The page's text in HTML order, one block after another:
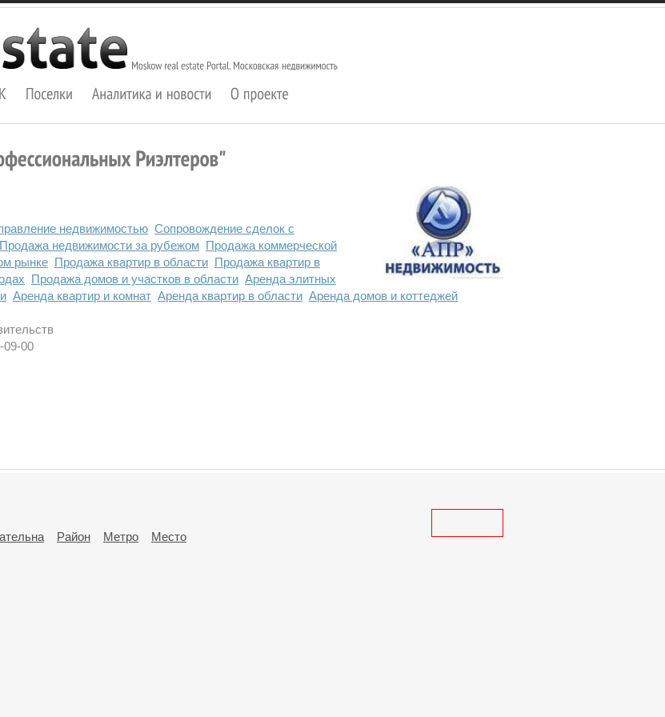
недвижимостью Сопровождение сделок с
Продажа недвижимости за рубежом Продажа коммерческой
рынке Продажа квартир в области Продажа квартир в
Продажа домов и участков в области Аренда элитных
Аренда квартир и комнат Аренда квартир в области Аренда домов и коттеджей
09-00
Район Метро Место